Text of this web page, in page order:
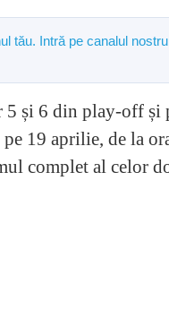
tău. Intră pe canalul
5 și 6 din play-off și
19 aprilie, de la
complet al celor